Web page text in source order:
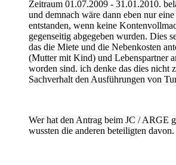
Zeitraum 01.07.2009 - 31.01.2010.
und demnach wäre dann eben nur
entstanden, wenn keine
gegenseitig abgegeben wurden. Dies
das die Miete und die Nebenkosten
(Mutter mit Kind) und Lebenspartner
worden sind. ich denke das dies nicht
Sachverhalt den Ausführungen von
Wer hat den Antrag beim JC / ARGE
wussten die anderen beteiligten davon.